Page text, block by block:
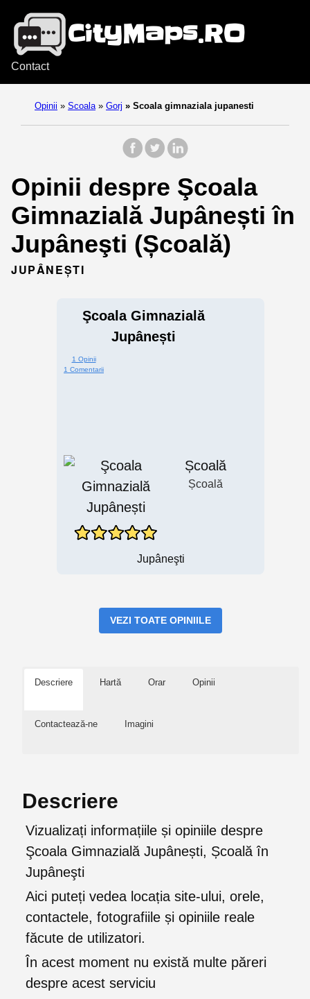
Contact
Opinii » Scoala » Gorj » Scoala gimnaziala jupanesti
Opinii despre Şcoala
Gimnazială Jupânești în
Jupâneşti (Școală)
JUPÂNEŞTI
Şcoala Gimnazială
Jupânești
1 Opinii
1 Comentarii
Școală
Școală
Jupâneşti
VEZI TOATE OPINIILE
Descriere Hartă Orar Opinii
Contactează-ne Imagini
Descriere
Vizualizați informațiile și opiniile despre
Şcoala Gimnazială Jupânești, Școală în
Jupâneşti
Aici puteți vedea locația site-ului, orele,
contactele, fotografiile și opiniile reale
făcute de utilizatori.
În acest moment nu există multe păreri
despre acest serviciu